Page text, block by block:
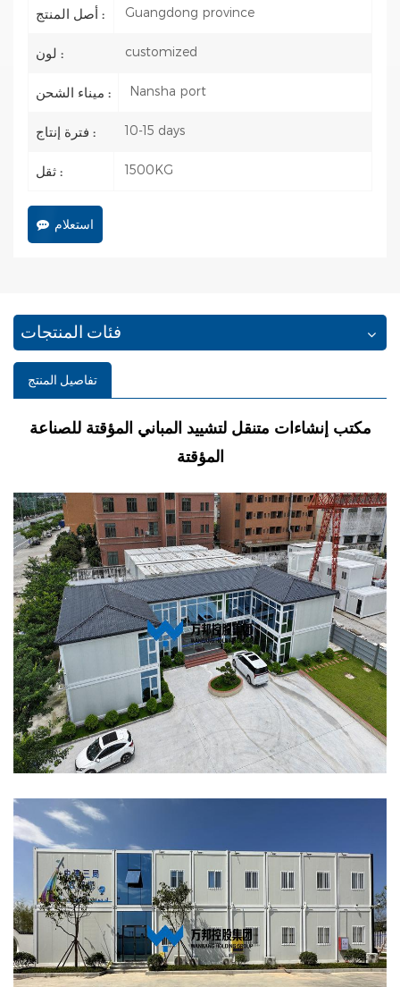
أصل المنتج : Guangdong province
لون : customized
ميناء الشحن : Nansha port
فترة إنتاج : 10-15 days
ثقل : 1500KG
استعلام
فئات المنتجات
تفاصيل المنتج
مكتب إنشاءات متنقل لتشييد المباني المؤقتة للصناعة
المؤقتة